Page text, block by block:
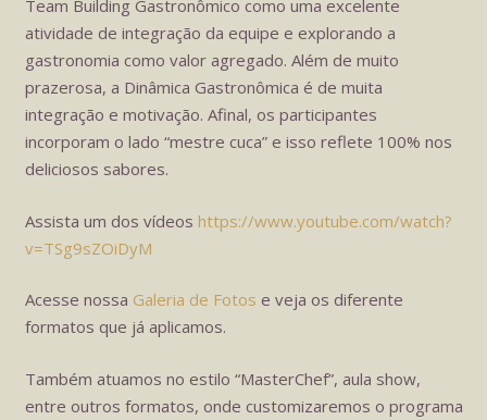
Team Building Gastronômico como uma excelente
atividade de integração da equipe e explorando a
gastronomia como valor agregado. Além de muito
prazerosa, a Dinâmica Gastronômica é de muita
integração e motivação. Afinal, os participantes
incorporam o lado “mestre cuca” e isso reflete 100% nos
deliciosos sabores.
Assista um dos vídeos https://www.youtube.com/watch?
v=TSg9sZOiDyM
Acesse nossa Galeria de Fotos e veja os diferente
formatos que já aplicamos.
Também atuamos no estilo “MasterChef”, aula show,
entre outros formatos, onde customizaremos o programa